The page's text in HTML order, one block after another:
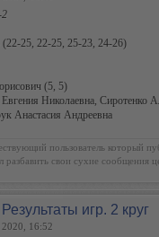
(22-25, 22-25, 25-23, 24-26)
(5, 5)
Николаевна, Сиротенко
Анастасия Андреевна
пользователь который
разбавить свои сухие сообщения
игр. 2 круг
16:52